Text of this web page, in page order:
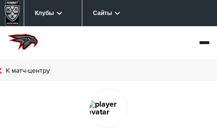
Клубы Сайты
К матч-центру